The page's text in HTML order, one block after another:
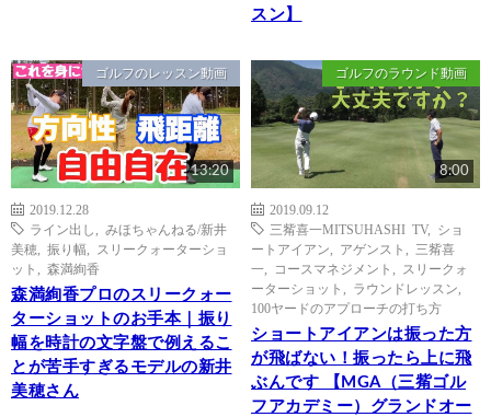
スン】
ゴルフのレッスン動画
13:20
2019.12.28
ライン出し
みほちゃんねる/新井
美穂
振り幅
スリークォーターショ
ット
森満絢香
森満絢香プロのスリークォー
ターショットのお手本｜振り
幅を時計の文字盤で例えるこ
とが苦手すぎるモデルの新井
美穂さん
ゴルフのラウンド動画
8:00
2019.09.12
三觜喜一MITSUHASHI TV, ショ
ートアイアン
アゲンスト
三觜喜
一
コースマネジメント
スリークォ
ーターショット
ラウンドレッスン
100ヤードのアプローチの打ち方
ショートアイアンは振った方
が飛ばない！振ったら上に飛
ぶんです 【MGA（三觜ゴル
フアカデミー）グランドオー